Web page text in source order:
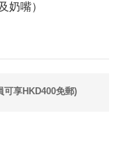
奶嘴）
可享HKD400免郵)